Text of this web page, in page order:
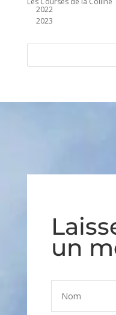
2022
2023
un